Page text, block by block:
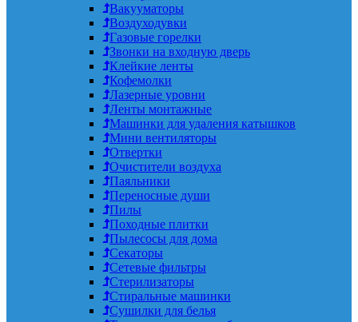
Вакууматоры
Воздуходувки
Газовые горелки
Звонки на входную дверь
Клейкие ленты
Кофемолки
Лазерные уровни
Ленты монтажные
Машинки для удаления катышков
Мини вентиляторы
Отвертки
Очистители воздуха
Паяльники
Переносные души
Пилы
Походные плитки
Пылесосы для дома
Секаторы
Сетевые фильтры
Стерилизаторы
Стиральные машинки
Сушилки для белья